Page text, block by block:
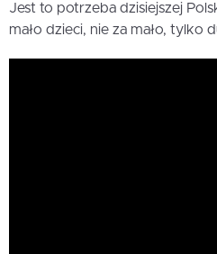
Jest to potrzeba dzisiejszej
mało dzieci, nie za mało, tylko